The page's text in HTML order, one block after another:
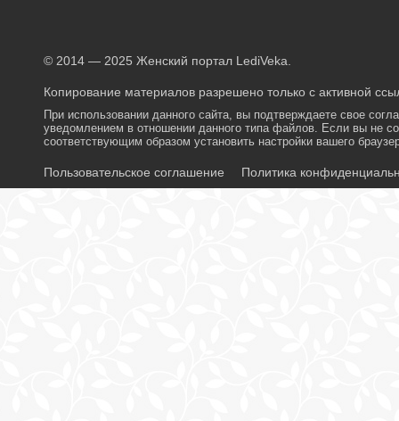
© 2014 — 2025 Женский портал LediVeka.
Копирование материалов разрешено только с активной
При использовании данного сайта, вы подтверждаете свое
уведомлением в отношении данного типа файлов. Если вы не
соответствующим образом установить настройки вашего
Пользовательское соглашение Политика